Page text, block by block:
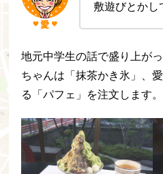
敷遊びとかし
地元中学生の話で盛り上が
ちゃんは「抹茶かき氷」、
る「パフェ」を注文します。